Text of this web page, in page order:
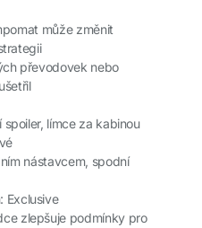
může změnit
převodovek nebo
spoiler, límce za kabinou
nástavcem, spodní
: Exclusive
zlepšuje podmínky pro